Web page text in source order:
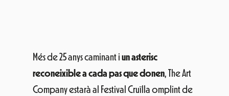
Més de 25 anys caminant i un asterisc
reconeixible a cada pas que donen, The Art
Company estarà al Festival Cruïlla omplint de